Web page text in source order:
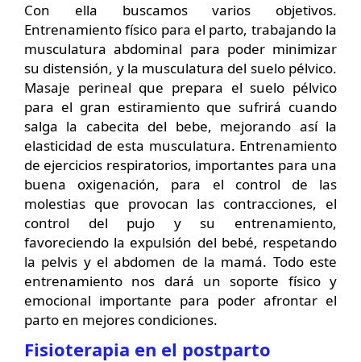
Con ella buscamos varios objetivos.
Entrenamiento físico para el parto, trabajando la
musculatura abdominal para poder minimizar
su distensión, y la musculatura del suelo pélvico.
Masaje perineal que prepara el suelo pélvico
para el gran estiramiento que sufrirá cuando
salga la cabecita del bebe, mejorando así la
elasticidad de esta musculatura. Entrenamiento
de ejercicios respiratorios, importantes para una
buena oxigenación, para el control de las
molestias que provocan las contracciones, el
control del pujo y su entrenamiento,
favoreciendo la expulsión del bebé, respetando
la pelvis y el abdomen de la mamá. Todo este
entrenamiento nos dará un soporte físico y
emocional importante para poder afrontar el
parto en mejores condiciones.
Fisioterapia en el postparto